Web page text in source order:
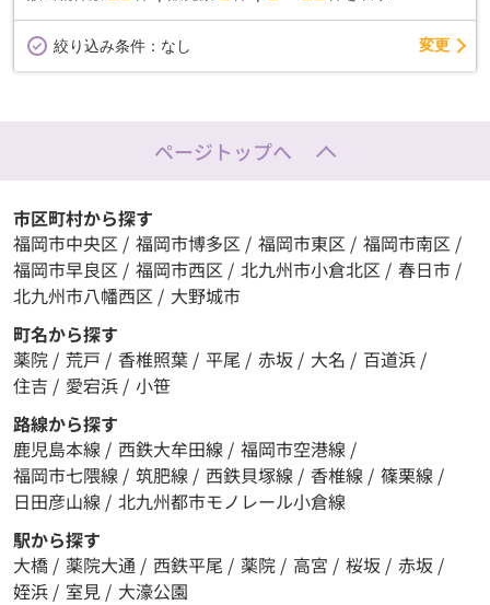
絞り込み条件： なし 変更
ページトップへ
市区町村から探す
福岡市中央区 / 福岡市博多区 / 福岡市東区 / 福岡市南区 /
福岡市早良区 / 福岡市西区 / 北九州市小倉北区 / 春日市 /
北九州市八幡西区 / 大野城市
町名から探す
薬院 / 荒戸 / 香椎照葉 / 平尾 / 赤坂 / 大名 / 百道浜 /
住吉 / 愛宕浜 / 小笹
路線から探す
鹿児島本線 / 西鉄大牟田線 / 福岡市空港線 /
福岡市七隈線 / 筑肥線 / 西鉄貝塚線 / 香椎線 / 篠栗線 /
日田彦山線 / 北九州都市モノレール小倉線
駅から探す
大橋 / 薬院大通 / 西鉄平尾 / 薬院 / 高宮 / 桜坂 / 赤坂 /
姪浜 / 室見 / 大濠公園